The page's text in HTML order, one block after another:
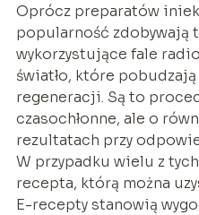
Oprócz preparatów
popularność zdobywają
wykorzystujące fale
światło, które
regeneracji. Są to
czasochłonne, ale o
rezultatach przy
W przypadku wielu z
recepta, którą można
E-recepty stanowią